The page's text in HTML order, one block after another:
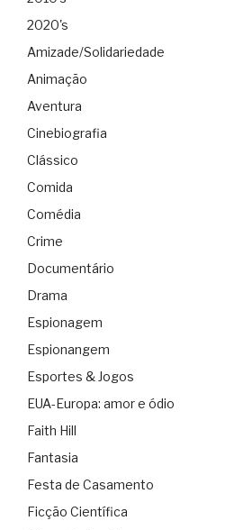
2020's
Amizade/Solidariedade
Animação
Aventura
Cinebiografia
Clássico
Comida
Comédia
Crime
Documentário
Drama
Espionagem
Espionangem
Esportes & Jogos
EUA-Europa: amor e ódio
Faith Hill
Fantasia
Festa de Casamento
Ficção Científica